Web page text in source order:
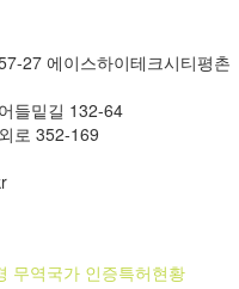
27 에이스하이테크시티평촌
들밑길 132-64
로 352-169
무역국가 인증특허현황